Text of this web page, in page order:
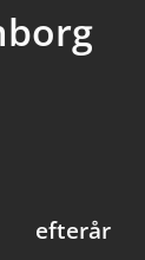
efterår